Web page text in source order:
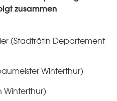
zusammen
(Stadträtin Departement
Winterthur)
Winterthur)